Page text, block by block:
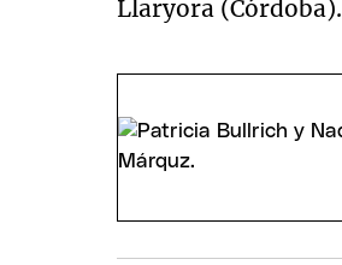
Llaryora (Córdoba).